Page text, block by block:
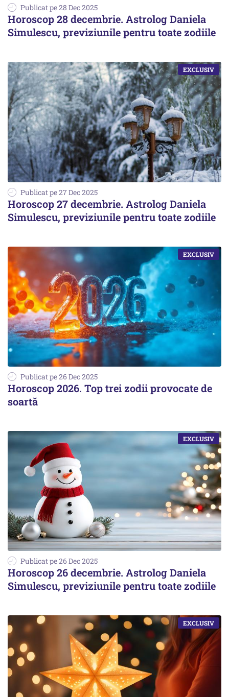
Publicat pe 28 Dec 2025
Horoscop 28 decembrie. Astrolog Daniela
Simulescu, previziunile pentru toate zodiile
Publicat pe 27 Dec 2025
Horoscop 27 decembrie. Astrolog Daniela
Simulescu, previziunile pentru toate zodiile
Publicat pe 26 Dec 2025
Horoscop 2026. Top trei zodii provocate de
soartă
Publicat pe 26 Dec 2025
Horoscop 26 decembrie. Astrolog Daniela
Simulescu, previziunile pentru toate zodiile